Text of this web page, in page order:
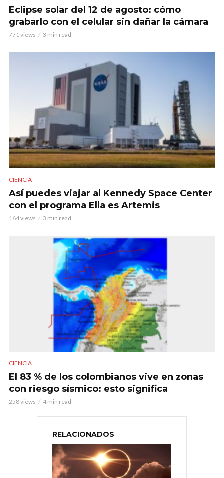
Eclipse solar del 12 de agosto: cómo
grabarlo con el celular sin dañar la cámara
771 views 3 min read
CIENCIA
Así puedes viajar al Kennedy Space Center
con el programa Ella es Artemis
164 views 3 min read
CIENCIA
El 83 % de los colombianos vive en zonas
con riesgo sísmico: esto significa
258 views 4 min read
RELACIONADOS